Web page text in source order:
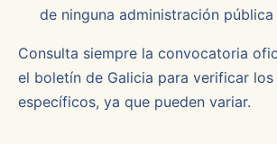
de ninguna administración pública
Consulta siempre la convocatoria
el boletín de Galicia para verificar
específicos, ya que pueden variar.